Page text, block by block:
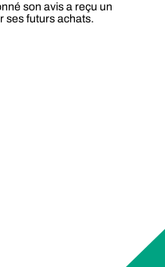
son avis a reçu un
ses futurs achats.